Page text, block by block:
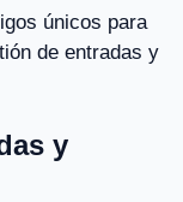
únicos para
de entradas y
y